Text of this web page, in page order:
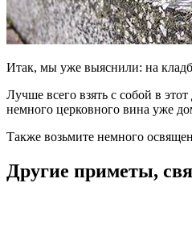
Итак, мы уже выяснили: на
Лучше всего взять с собой в
немного церковного вина уже
Также возьмите немного
Другие приметы,